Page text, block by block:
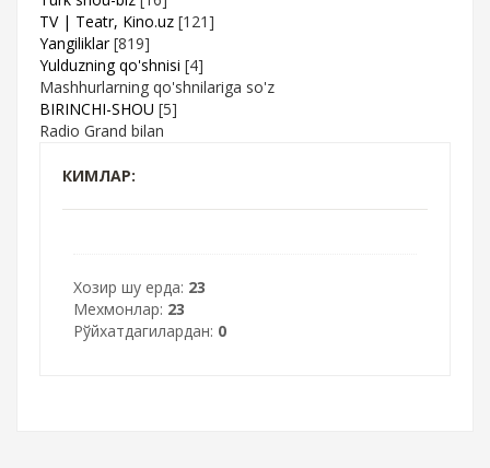
TV | Teatr, Kino.uz [121]
Yangiliklar [819]
Yulduzning qo'shnisi [4]
Mashhurlarning qo'shnilariga so'z
BIRINCHI-SHOU [5]
Radio Grand bilan
КИМЛАР:
Хозир шу ерда: 23
Мехмонлар: 23
Рўйхатдагилардан: 0